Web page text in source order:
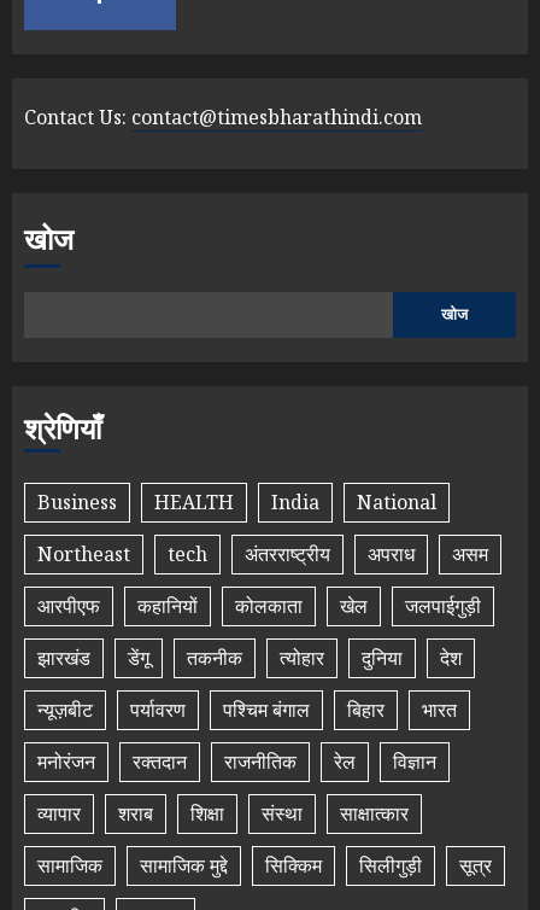
Contact Us: contact@timesbharathindi.com
खोज
खोज
श्रेणियाँ
Business HEALTH India
National
Northeast
tech अंतरराष्ट्रीय अपराध
असम
आरपीएफ
कहानियों कोलकाता खेल
जलपाईगुड़ी
झारखंड
डेंगू तकनीक त्योहार दुनिया
देश
न्यूज़बीट
पर्यावरण पश्चिम बंगाल बिहार
भारत
मनोरंजन
रक्तदान राजनीतिक रेल
विज्ञान
व्यापार
शराब शिक्षा संस्था
साक्षात्कार
सामाजिक
सामाजिक मुद्दे सिक्किम सिलीगुड़ी
सूत्र